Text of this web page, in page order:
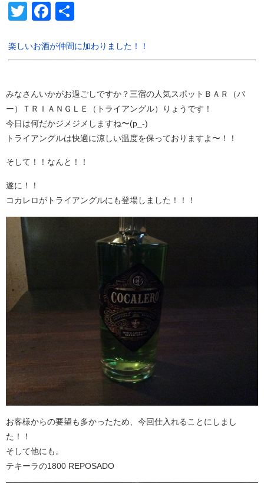
TwitterFacebook
楽しいお酒が仲間に加わりました！！
みなさんいかがお過ごしですか？三宿の人気スポットＢＡＲ（バ
ー）ＴＲＩＡＮＧＬＥ（トライアングル）りょうです！
今日は何だかジメジメしますね〜(p_-)
トライアングルは快適に涼しい温度を保っておりますよ〜！！
そして！！なんと！！
遂に！！
コカレロがトライアングルにも登場しました！！！
お客様からの要望も多かったため、今回仕入れることにしまし
た！！
そして他にも。
テキーラの1800 REPOSADO